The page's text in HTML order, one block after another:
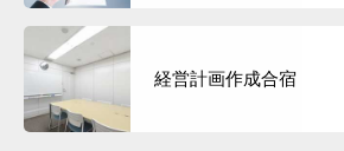
経営計画作成合宿